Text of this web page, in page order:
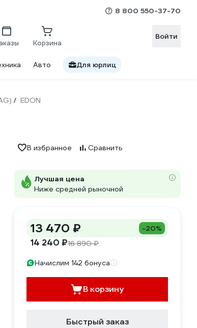
8 800 550-37-70
Корзина
Войти
Авто Для юрлиц
/ EDON
В избранное Сравнить
Лучшая цена
Ниже средней рыночной
13 470 ₽ -20%
14 240 ₽16 890 ₽
Начислим 142 бонуса
В корзину
Быстрый заказ